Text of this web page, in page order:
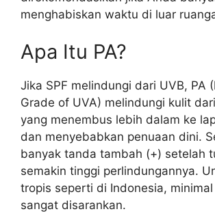
menghabiskan waktu di luar
Apa Itu PA?
Jika SPF melindungi dari UVB, PA
Grade of UVA) melindungi kulit
yang menembus lebih dalam ke
dan menyebabkan penuaan dini.
banyak tanda tambah (+) setelah
semakin tinggi perlindungannya.
tropis seperti di Indonesia, minimal
sangat disarankan.